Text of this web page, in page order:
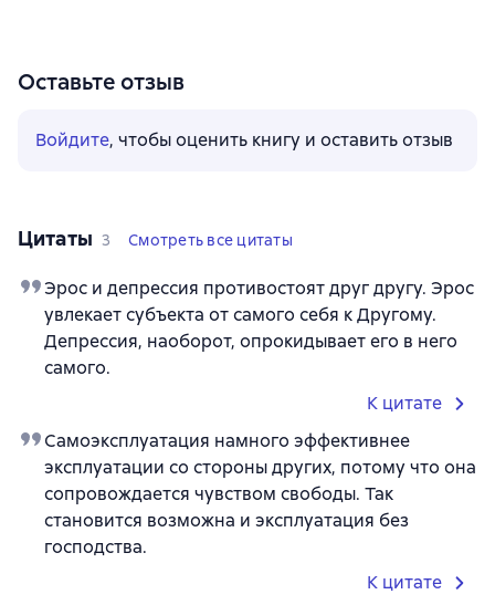
Оставьте отзыв
Войдите, чтобы оценить книгу и оставить отзыв
Цитаты 3 Смотреть все цитаты
Эрос и депрессия противостоят друг другу. Эрос
увлекает субъекта от самого себя к Другому.
Депрессия, наоборот, опрокидывает его в него
самого.
К цитате
Самоэксплуатация намного эффективнее
эксплуатации со стороны других, потому что она
сопровождается чувством свободы. Так
становится возможна и эксплуатация без
господства.
К цитате